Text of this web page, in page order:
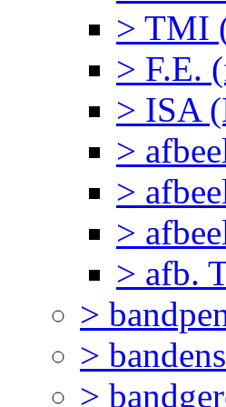
> TMI
> F.E.
> ISA
>
>
>
> afb.
>
>
>